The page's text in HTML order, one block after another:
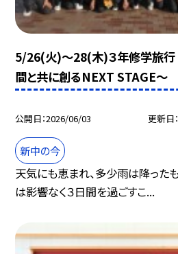
5/26(火)～28(木)３年修学旅行
間と共に創るNEXT STAGE～
公開日 2026/06/03 更新日
新中の今
天気にも恵まれ、多少雨は降った
は影響なく３日間を過ごすこ...